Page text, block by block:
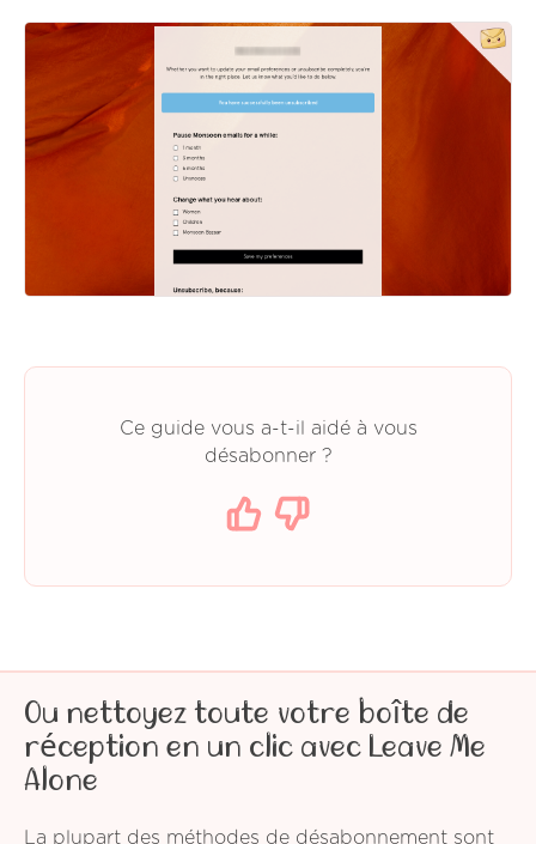
Ce guide vous a-t-il aidé à vous
désabonner ?
Ou nettoyez toute votre boîte de
réception en un clic avec Leave Me
Alone
La plupart des méthodes de désabonnement sont